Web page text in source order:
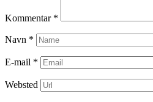
Kommentar *
Navn *
E-mail *
Websted